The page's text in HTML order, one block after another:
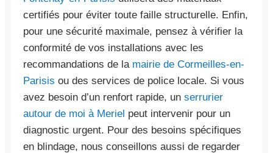
certifiés pour éviter toute faille structurelle. Enfin,
pour une sécurité maximale, pensez à vérifier la
conformité de vos installations avec les
recommandations de la mairie de Cormeilles-en-
Parisis ou des services de police locale. Si vous
avez besoin d’un renfort rapide, un serrurier
autour de moi à Meriel peut intervenir pour un
diagnostic urgent. Pour des besoins spécifiques
en blindage, nous conseillons aussi de regarder